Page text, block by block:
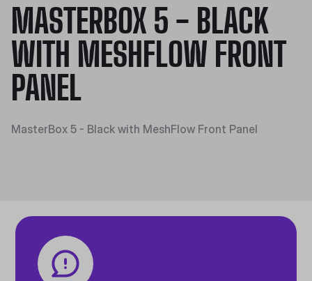
MASTERBOX 5 - BLACK
WITH MESHFLOW FRONT
PANEL
MasterBox 5 - Black with MeshFlow Front Panel